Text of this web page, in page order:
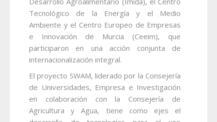
Tecnológico de la Energía y el Medio
Ambiente y el Centro Europeo de Empresas
e Innovación de Murcia (Ceeim), que
participaron en una acción conjunta de
internacionalización integral.
El proyecto SWAM, liderado por la Consejería
de Universidades, Empresa e Investigación
en colaboración con la Consejería de
Agricultura y Agua, tiene como ejes el